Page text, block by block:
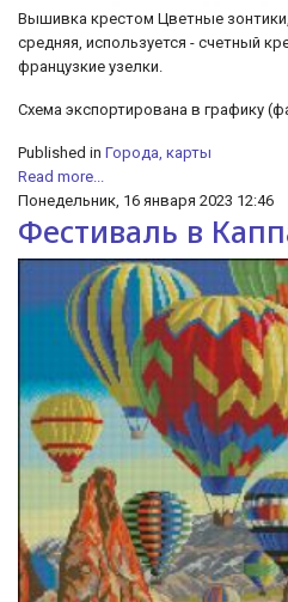
Вышивка крестом Цветные
средняя, используется - счетный
французкие узелки.
Схема экспортирована в графику
Published in Города, карты
Read more...
Понедельник, 16 января 2023 12:46
Фестиваль в